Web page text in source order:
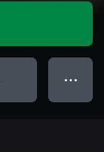
● ● ●